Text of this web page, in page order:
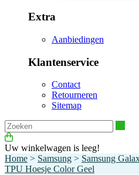
Extra
Aanbiedingen
Klantenservice
Contact
Retourneren
Sitemap
Uw winkelwagen is leeg!
Home > Samsung > Samsung
TPU Hoesje Color Geel